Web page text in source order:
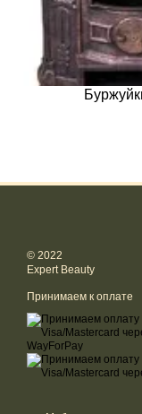
© 2022
Expert Beauty
Принимаем к оплате